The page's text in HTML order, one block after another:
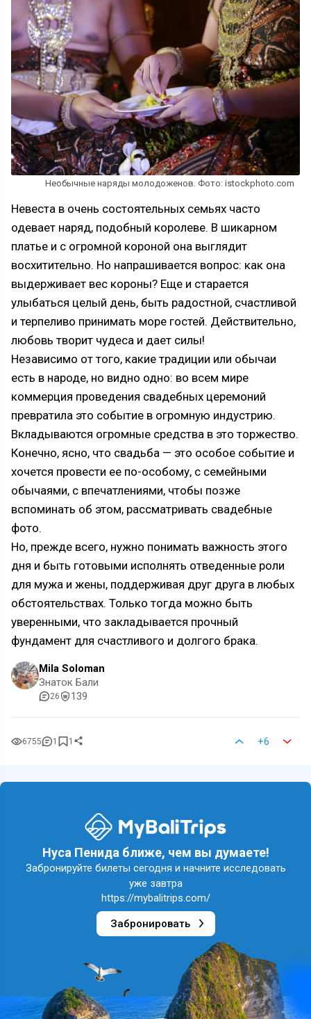
Необычные наряды молодоженов. Фото: istockphoto.com
Невеста в очень состоятельных семьях часто
одевает наряд, подобный королеве. В шикарном
платье и с огромной короной она выглядит
восхитительно. Но напрашивается вопрос: как она
выдерживает вес короны? Еще и старается
улыбаться целый день, быть радостной, счастливой
и терпеливо принимать море гостей. Действительно,
любовь творит чудеса и дает силы!
Независимо от того, какие традиции или обычаи
есть в народе, но видно одно: во всем мире
коммерция проведения свадебных церемоний
превратила это событие в огромную индустрию.
Вкладываются огромные средства в это торжество.
Конечно, ясно, что свадьба — это особое событие и
хочется провести ее по-особому, с семейными
обычаями, с впечатлениями, чтобы позже
вспоминать об этом, рассматривать свадебные
фото.
Но, прежде всего, нужно понимать важность этого
дня и быть готовыми исполнять отведенные роли
для мужа и жены, поддерживая друг друга в любых
обстоятельствах. Только тогда можно быть
уверенными, что закладывается прочный
фундамент для счастливого и долгого брака.
Mila Soloman
Знаток Бали
26 139
6755 1 1 +6
Нуса Пенида ближе, чем вы думаете!
Забронируйте билеты сегодня и начните исследовать
уже завтра
https://mybalitrips.com/
Забронировать